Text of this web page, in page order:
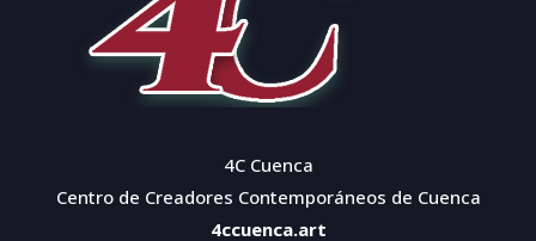
4C Cuenca
Centro de Creadores Contemporáneos de Cuenca
4ccuenca.art